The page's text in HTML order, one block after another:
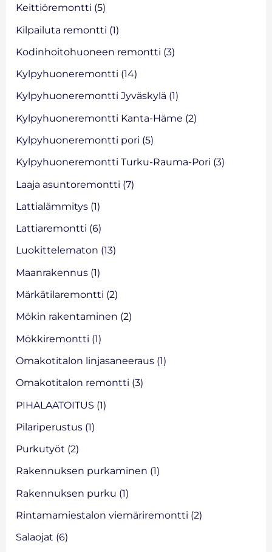
Keittiöremontti (5)
Kilpailuta remontti (1)
Kodinhoitohuoneen remontti (3)
Kylpyhuoneremontti (14)
Kylpyhuoneremontti Jyväskylä (1)
Kylpyhuoneremontti Kanta-Häme (2)
Kylpyhuoneremontti pori (5)
Kylpyhuoneremontti Turku-Rauma-Pori (3)
Laaja asuntoremontti (7)
Lattialämmitys (1)
Lattiaremontti (6)
Luokittelematon (13)
Maanrakennus (1)
Märkätilaremontti (2)
Mökin rakentaminen (2)
Mökkiremontti (1)
Omakotitalon linjasaneeraus (1)
Omakotitalon remontti (3)
PIHALAATOITUS (1)
Pilariperustus (1)
Purkutyöt (2)
Rakennuksen purkaminen (1)
Rakennuksen purku (1)
Rintamamiestalon viemäriremontti (2)
Salaojat (6)